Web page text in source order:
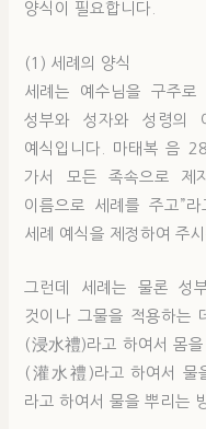
양식이 필요합니다.
(1) 세례의 양식
세례는 예수님을 구주로
성부와 성자와 성령의
예식입니다. 마태복 음
가서 모든 족속으로 제
이름으로 세례를 주고”
세례 예식을 제정하여 주
그런데 세례는 물론 성
것이나 그물을 적용하는
(浸水禮)라고 하여서 몸을
(灌水禮)라고 하여서 물
라고 하여서 물을 뿌리는